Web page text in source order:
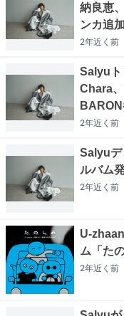
納良恵
ンカ追加
2年近く 前
Salyuト
Chara
2年近く 前
Salyuデ
ルバム
2年近く 前
U-
ム「た
2年近く 前